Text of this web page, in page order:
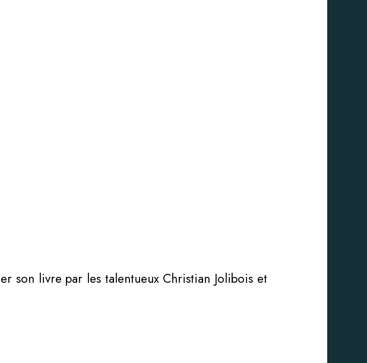
son livre par les talentueux Christian Jolibois et